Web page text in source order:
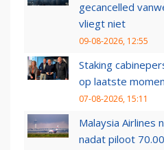
gecancelled
vliegt niet
09-08-2026, 12:55
Staking
op laatste
07-08-2026, 15:11
Malaysia Airlines
nadat piloot